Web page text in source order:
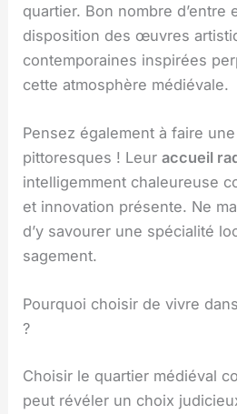
quartier. Bon nombre d’entre
disposition des œuvres
contemporaines inspirées
cette atmosphère médiévale.
Pensez également à faire
pittoresques ! Leuraccueil
intelligemment chaleureuse
et innovation présente. Ne
d’y savourer une spécialité
sagement.
Pourquoi choisir de vivre
?
Choisir le quartier médiéval
peut révéler un choix